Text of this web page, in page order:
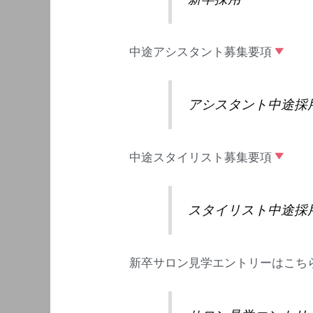
中途アシスタント募集要項
アシスタント中途採
中途スタイリスト募集要項
スタイリスト中途採
新卒サロン見学エントリーはこち